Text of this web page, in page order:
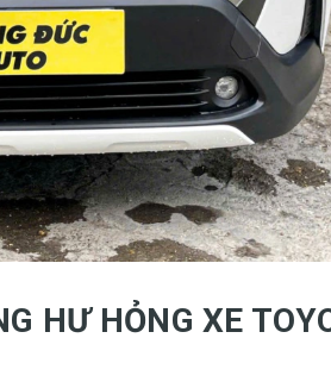
HƯ HỎNG XE